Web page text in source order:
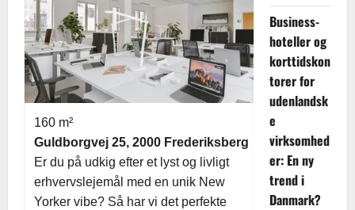
160 m²
Guldborgvej 25, 2000 Frederiksberg
Er du på udkig efter et lyst og livligt
erhvervslejemål med en unik New
Yorker vibe? Så har vi det perfekte
Business-
hoteller og
korttidskon
torer for
udenlandsk
e
virksomhed
er: En ny
trend i
Danmark?